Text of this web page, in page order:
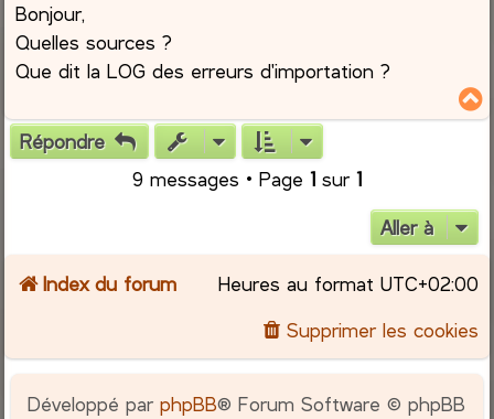
s
s
a
e
Bonjour,
Quelles sources ?
Que dit la LOG des erreurs d'importation ?
Répondre
9 messages • Page 1 sur 1
Aller à
Index du forum Heures au format UTC+02:00
Supprimer les cookies
Développé parphpBB® Forum Software © phpBB